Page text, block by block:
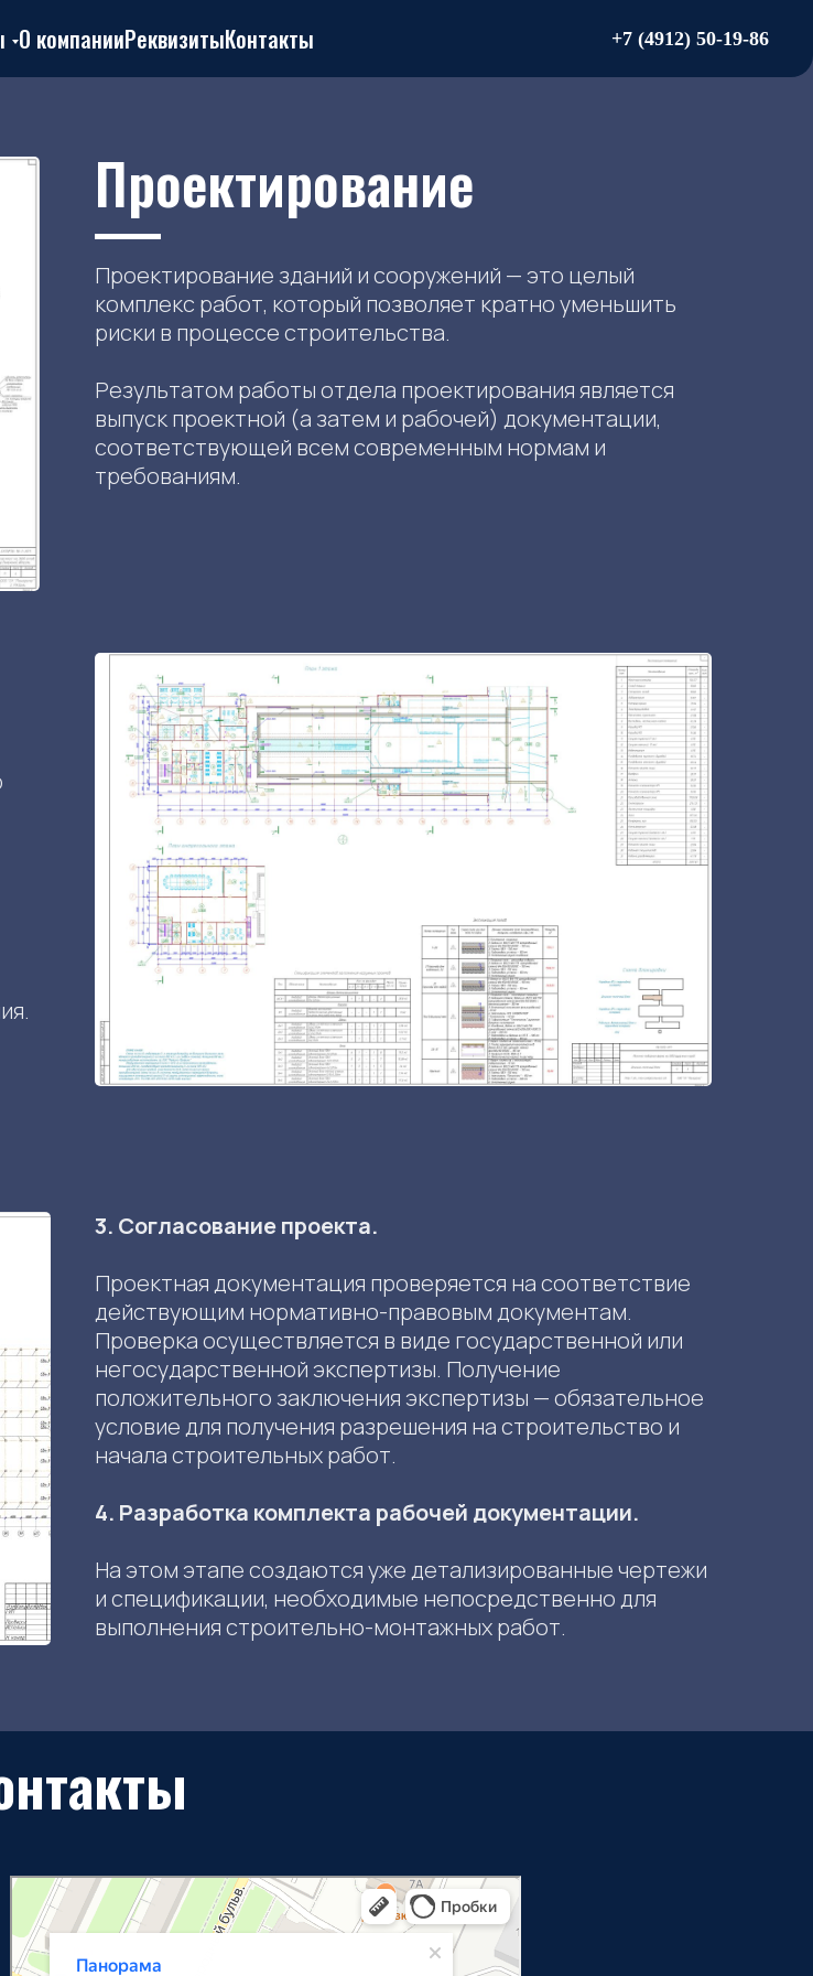
О компанииРеквизитыКонтакты +7 (4912) 50-19-86
Проектирование
3. Согласование проекта.
Проектная документация проверяется на соответствие
действующим нормативно-правовым документам.
Проверка осуществляется в виде государственной или
негосударственной экспертизы. Получение
положительного заключения экспертизы — обязательное
условие для получения разрешения на строительство и
начала строительных работ.
4. Разработка комплекта рабочей документации.
На этом этапе создаются уже детализированные чертежи
и спецификации, необходимые непосредственно для
выполнения строительно-монтажных работ.
Проектирование зданий и сооружений — это целый
комплекс работ, который позволяет кратно уменьшить
риски в процессе строительства.
Результатом работы отдела проектирования является
выпуск проектной (а затем и рабочей) документации,
соответствующей всем современным нормам и
требованиям.
Панорама
Строительная компания в Рязани
Проектная организация в Рязани